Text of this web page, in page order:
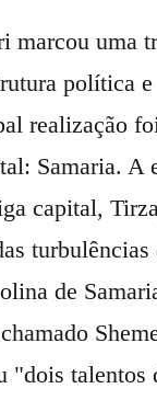
marcou uma
política
realização
Samaria. A
capital,
turbulências
de
"dois talentos